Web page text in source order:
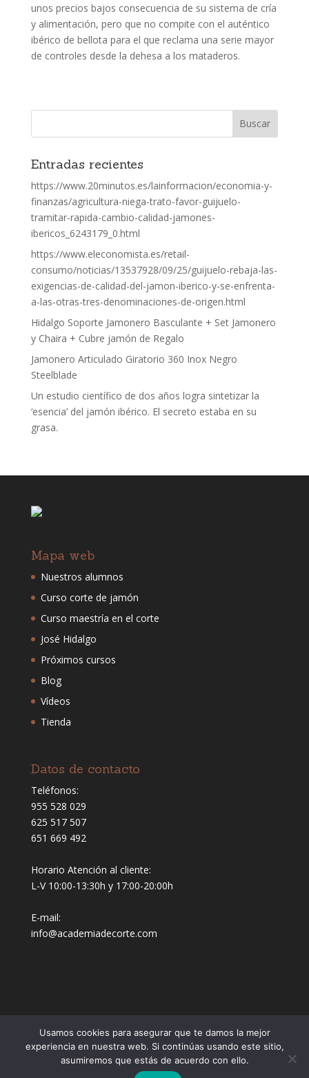
unos precios bajos consecuencia de su sistema de cría
y alimentación, pero que no compite con el auténtico
ibérico de bellota para el que reclama una serie mayor
de controles desde la dehesa a los mataderos.
Entradas recientes
https://www.20minutos.es/lainformacion/economia-y-
finanzas/agricultura-niega-trato-favor-guijuelo-
tramitar-rapida-cambio-calidad-jamones-
ibericos_6243179_0.html
https://www.eleconomista.es/retail-
consumo/noticias/13537928/09/25/guijuelo-rebaja-las-
exigencias-de-calidad-del-jamon-iberico-y-se-enfrenta-
a-las-otras-tres-denominaciones-de-origen.html
Hidalgo Soporte Jamonero Basculante + Set Jamonero
y Chaira + Cubre jamón de Regalo
Jamonero Articulado Giratorio 360 Inox Negro
Steelblade
Un estudio científico de dos años logra sintetizar la
‘esencia’ del jamón ibérico. El secreto estaba en su
grasa.
Mapa web
Nuestros alumnos
Curso corte de jamón
Curso maestría en el corte
José Hidalgo
Próximos cursos
Blog
Vídeos
Tienda
Datos de contacto
Teléfonos:
955 528 029
625 517 507
651 669 492
Horario Atención al cliente:
L-V 10:00-13:30h y 17:00-20:00h
E-mail:
info@academiadecorte.com
Web Diseñada y Desarrollada por
Usamos cookies para asegurar que te damos la mejor
experiencia en nuestra web. Si continúas usando este sitio,
asumiremos que estás de acuerdo con ello.